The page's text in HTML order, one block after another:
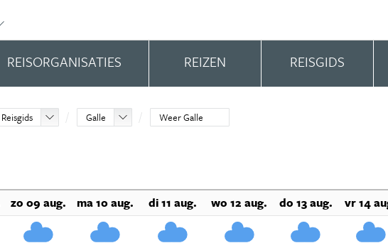
REISORGANISATIES REIZEN REISGIDS
Reisgids Galle Weer Galle
zo 09 aug. ma 10 aug. di 11 aug. wo 12 aug. do 13 aug. vr 14